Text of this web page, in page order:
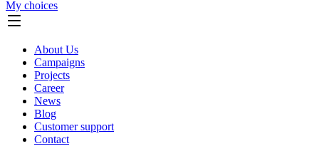
My choices
About Us
Campaigns
Projects
Career
News
Blog
Customer support
Contact